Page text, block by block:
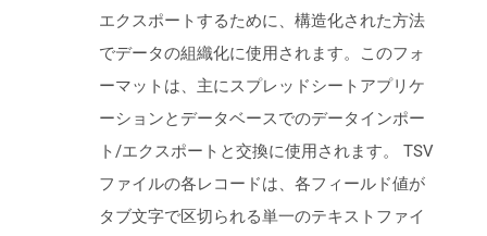
エクスポートするために、構造化された方法
でデータの組織化に使用されます。このフォ
ーマットは、主にスプレッドシートアプリケ
ーションとデータベースでのデータインポー
ト/エクスポートと交換に使用されます。 TSV
ファイルの各レコードは、各フィールド値が
タブ文字で区切られる単一のテキストファイ